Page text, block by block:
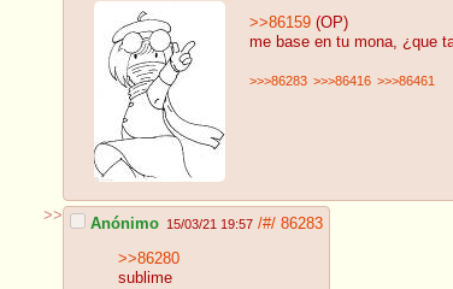
>>86159 (OP)
me base en tu mona, ¿que
>>>86283 >>>86416 >>>86461
>> Anónimo 15/03/21 19:57 /#/ 86283
>>86280
sublime